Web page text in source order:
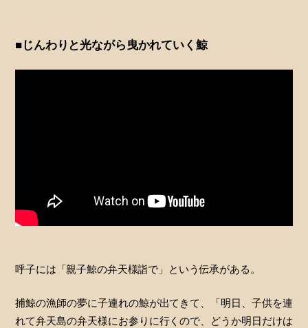
■じんわりと光ながら曳かれていく鯨
呼子には「親子鯨の弁天様詣で」という伝承がある。
捕鯨の漁師の夢に子連れの鯨が出てきて、「明日、子供を連
れて弁天島の弁天様にお参りに行くので、どうか明日だけは